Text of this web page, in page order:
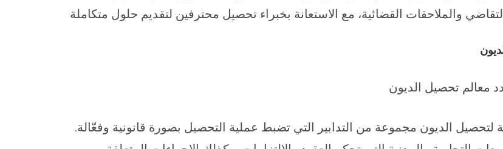
التقاضي والملاحقات القضائية، مع الاستعانة بخبراء تحصيل محترفين لتقديم حلول متكاملة
معالم تحصيل الديون
لتحصيل الديون مجموعة من التدابير التي تضبط عملية التحصيل بصورة قانونية وفعّالة.